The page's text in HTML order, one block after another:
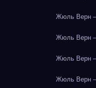
Жюль Верн
Жюль Верн
Жюль Верн
Жюль Верн